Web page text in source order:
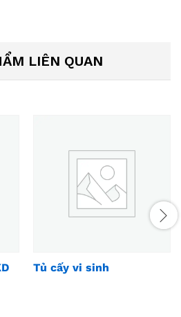
LIÊN QUAN
Tủ cấy vi sinh